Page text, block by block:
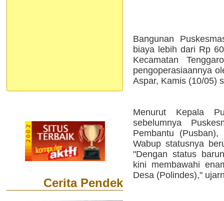
Cerita Pendek
Bangunan
biaya lebih dari Rp
Kecamatan
pengoperasiaannya
Aspar, Kamis (10/05)
Menurut Kepala
sebelumnya
Pembantu
Wabup statusnya
"Dengan status
kini membawahi
Desa (Polindes),"